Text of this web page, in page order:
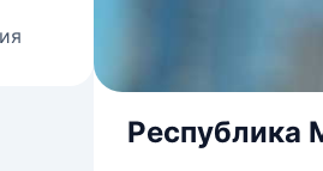
Республика